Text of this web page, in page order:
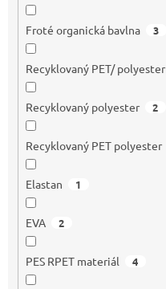
Froté organická bavlna 3
Recyklovaný PET/ polyester
Recyklovaný polyester 2
Recyklovaný PET polyester
Elastan 1
EVA 2
PES RPET materiál 4